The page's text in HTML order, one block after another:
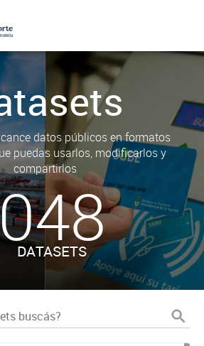
datos públicos en formatos
puedas usarlos, modificarlos y
compartirlos
DATASETS